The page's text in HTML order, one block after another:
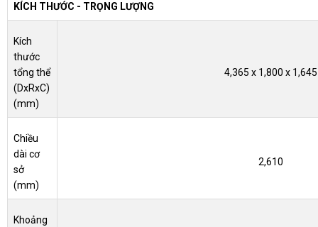
KÍCH THƯỚC - TRỌNG LƯỢNG
Kích
thước
tổng thể
(DxRxC)
(mm)
4,365 x 1,800 x 1,645
Chiều
dài cơ
sở
(mm)
2,610
Khoảng